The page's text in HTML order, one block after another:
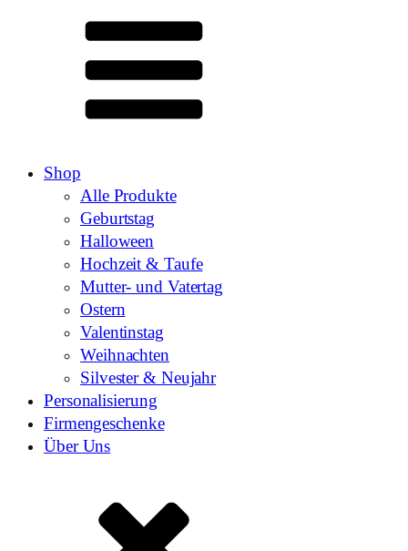
Shop
Alle Produkte
Geburtstag
Halloween
Hochzeit & Taufe
Mutter- und Vatertag
Ostern
Valentinstag
Weihnachten
Silvester & Neujahr
Personalisierung
Firmengeschenke
Über Uns